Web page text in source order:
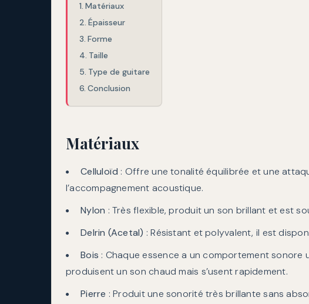
Matériaux
Épaisseur
Forme
Taille
Type de guitare
Conclusion
Matériaux
Celluloïd : Offre une tonalité équilibrée et une
l’accompagnement acoustique.
Nylon : Très flexible, produit un son brillant et est
Delrin (Acetal) : Résistant et polyvalent, il est
Bois : Chaque essence a un comportement sonore
produisent un son chaud mais s’usent rapidement.
Pierre : Produit une sonorité très brillante sans